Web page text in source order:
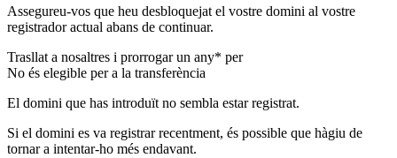
Assegureu-vos que heu desbloquejat el vostre domini al vostre
registrador actual abans de continuar.
Trasllat a nosaltres i prorrogar un any* per
No és elegible per a la transferència
El domini que has introduït no sembla estar registrat.
Si el domini es va registrar recentment, és possible que hàgiu de
tornar a intentar-ho més endavant.